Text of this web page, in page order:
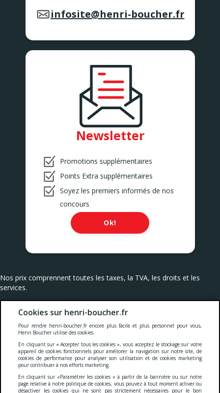
infosite@henri-boucher.fr
Newsletter
Promotions supplémentaires
Points Extra supplémentaires
Soyez les premiers informés de nos
concours
Ok!
Nos prix comprennent toutes les taxes, la TVA, les droits et les
services.
Accessibilité
© 2026 S.A. Serviviande
5 Gustave sculfort - CS 70100
59604 Maubeuge Cedex
Cookies sur henri-boucher.fr
Pour rendre henri-boucher.fr encore plus facile et plus personnel pour vous,
Henri Boucher utilise des cookies.
En cliquant sur « Accepter tous les cookies », vous acceptez le stockage sur votre
appareil de cookies fonctionnels pour améliorer la navigation sur notre site, de
cookies de performance pour analyser son utilisation et de cookies marketing
pour contribuer à nos efforts marketing.
En cliquant sur «Paramétrer les cookies » à partir de la bannière ou sur notre
page relative à notre politique de cookies, vous pouvez à tout moment activer ou
désactiver les cookies qui ne sont pas strictement nécessaires pour le bon